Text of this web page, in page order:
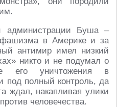
администрации Буша –
фашизма в Америке и за
антимир имел низкий
никто и не подумал о
его уничтожения в
под полный контроль, да
ждал, накапливая улики
человечества.